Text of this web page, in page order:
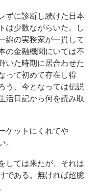
ずに診断し続けた日本
は少数ながらいた。し
線の実務家が一貫して
の金融機関にいては不
いた時期に居合わせた
って初めて存在し得
う、今となっては伝説
活日記から何を読み取
ケットにくれてや
。
しては来たが、それは
である。無ければ超臆